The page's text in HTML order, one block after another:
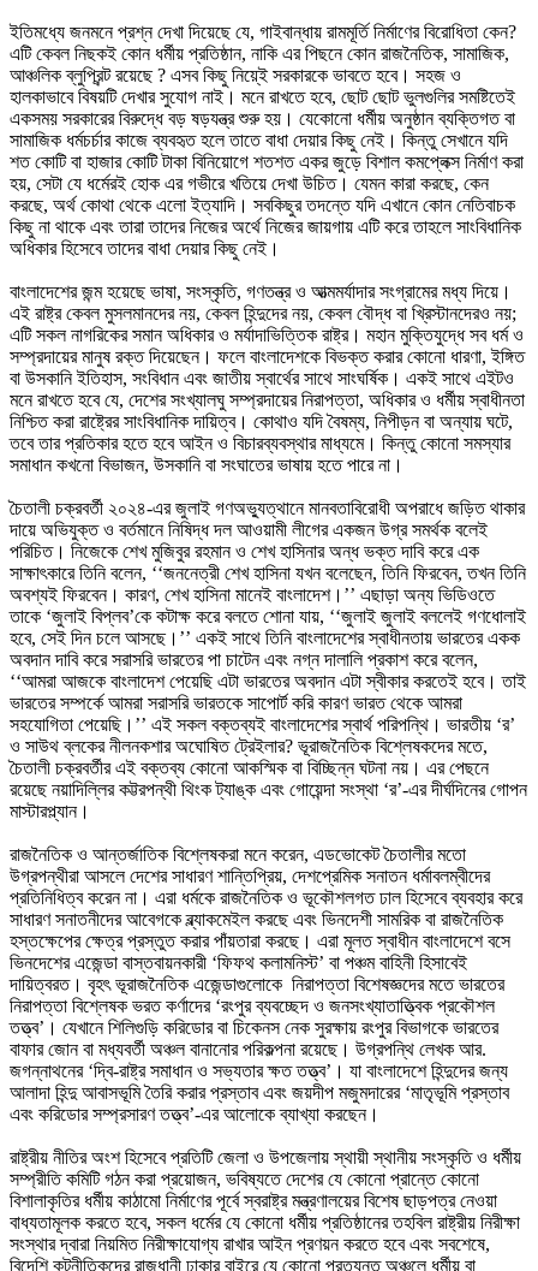
ইতিমধ্যে জনমনে প্রশ্ন দেখা দিয়েছে যে, গাইবান্ধায় রামমূর্তি নির্মাণের বিরোধিতা কেন?
এটি কেবল নিছকই কোন ধর্মীয় প্রতিষ্ঠান, নাকি এর পিছনে কোন রাজনৈতিক, সামাজিক,
আঞ্চলিক ব্লুপ্রিন্ট রয়েছে ? এসব কিছু নিয়ে্ই সরকারকে ভাবতে হবে। সহজ ও
হালকাভাবে বিষয়টি দেখার সুযোগ নাই। মনে রাখতে হবে, ছোট ছোট ভুলগুলির সমষ্টিতেই
একসময় সরকারের বিরুদ্ধে বড় ষড়যন্ত্র শুরু হয়। যেকোনো ধর্মীয় অনুষ্ঠান ব্যক্তিগত বা
সামাজিক ধর্মচর্চার কাজে ব্যবহৃত হলে তাতে বাধা দেয়ার কিছু নেই। কিন্তু সেখানে যদি
শত কোটি বা হাজার কোটি টাকা বিনিয়োগে শতশত একর জুড়ে বিশাল কমপ্লেক্স নির্মাণ করা
হয়, সেটা যে ধর্মেরই হোক এর গভীরে খতিয়ে দেখা উচিত। যেমন কারা করছে, কেন
করছে, অর্থ কোথা থেকে এলো ইত্যাদি। সবকিছুর তদন্তে যদি এখানে কোন নেতিবাচক
কিছু না থাকে এবং তারা তাদের নিজের অর্থে নিজের জায়গায় এটি করে তাহলে সাংবিধানিক
অধিকার হিসেবে তাদের বাধা দেয়ার কিছু নেই।
বাংলাদেশের জন্ম হয়েছে ভাষা, সংস্কৃতি, গণতন্ত্র ও আত্মমর্যাদার সংগ্রামের মধ্য দিয়ে।
এই রাষ্ট্র কেবল মুসলমানদের নয়, কেবল হিন্দুদের নয়, কেবল বৌদ্ধ বা খ্রিস্টানদেরও নয়;
এটি সকল নাগরিকের সমান অধিকার ও মর্যাদাভিত্তিক রাষ্ট্র। মহান মুক্তিযুদ্ধে সব ধর্ম ও
সম্প্রদায়ের মানুষ রক্ত দিয়েছেন। ফলে বাংলাদেশকে বিভক্ত করার কোনো ধারণা, ইঙ্গিত
বা উসকানি ইতিহাস, সংবিধান এবং জাতীয় স্বার্থের সাথে সাংঘর্ষিক। একই সাথে এইটও
মনে রাখতে হবে যে, দেশের সংখ্যালঘু সম্প্রদায়ের নিরাপত্তা, অধিকার ও ধর্মীয় স্বাধীনতা
নিশ্চিত করা রাষ্ট্রের সাংবিধানিক দায়িত্ব। কোথাও যদি বৈষম্য, নিপীড়ন বা অন্যায় ঘটে,
তবে তার প্রতিকার হতে হবে আইন ও বিচারব্যবস্থার মাধ্যমে। কিন্তু কোনো সমস্যার
সমাধান কখনো বিভাজন, উসকানি বা সংঘাতের ভাষায় হতে পারে না।
চৈতালী চক্রবর্তী ২০২৪-এর জুলাই গণঅভ্যুত্থানে মানবতাবিরোধী অপরাধে জড়িত থাকার
দায়ে অভিযুক্ত ও বর্তমানে নিষিদ্ধ দল আওয়ামী লীগের একজন উগ্র সমর্থক বলেই
পরিচিত। নিজেকে শেখ মুজিবুর রহমান ও শেখ হাসিনার অন্ধ ভক্ত দাবি করে এক
সাক্ষাৎকারে তিনি বলেন, ‘‘জননেত্রী শেখ হাসিনা যখন বলেছেন, তিনি ফিরবেন, তখন তিনি
অবশ্যই ফিরবেন। কারণ, শেখ হাসিনা মানেই বাংলাদেশ।’’ এছাড়া অন্য ভিডিওতে
তাকে ‘জুলাই বিপ্লব’কে কটাক্ষ করে বলতে শোনা যায়, ‘‘জুলাই জুলাই বললেই গণধোলাই
হবে, সেই দিন চলে আসছে।’’ একই সাথে তিনি বাংলাদেশের স্বাধীনতায় ভারতের একক
অবদান দাবি করে সরাসরি ভারতের পা চাটেন এবং নগ্ন দালালি প্রকাশ করে বলেন,
‘‘আমরা আজকে বাংলাদেশ পেয়েছি এটা ভারতের অবদান এটা স্বীকার করতেই হবে। তাই
ভারতের সম্পর্কে আমরা সরাসরি ভারতকে সাপোর্ট করি কারণ ভারত থেকে আমরা
সহযোগিতা পেয়েছি।’’ এই সকল বক্তব্যই বাংলাদেশের স্বার্থ পরিপন্থি। ভারতীয় ‘র’
ও সাউথ ব্লকের নীলনকশার অঘোষিত ট্রেইলার? ভূরাজনৈতিক বিশ্লেষকদের মতে,
চৈতালী চক্রবর্তীর এই বক্তব্য কোনো আকস্মিক বা বিচ্ছিন্ন ঘটনা নয়। এর পেছনে
রয়েছে নয়াদিল্লির কট্টরপন্থী থিংক ট্যাঙ্ক এবং গোয়েন্দা সংস্থা ‘র’-এর দীর্ঘদিনের গোপন
মাস্টারপ্ল্যান।
রাজনৈতিক ও আন্তর্জাতিক বিশ্লেষকরা মনে করেন, এডভোকেট চৈতালীর মতো
উগ্রপন্থীরা আসলে দেশের সাধারণ শান্তিপ্রিয়, দেশপ্রেমিক সনাতন ধর্মাবলম্বীদের
প্রতিনিধিত্ব করেন না। এরা ধর্মকে রাজনৈতিক ও ভূকৌশলগত ঢাল হিসেবে ব্যবহার করে
সাধারণ সনাতনীদের আবেগকে ব্ল্যাকমেইল করছে এবং ভিনদেশী সামরিক বা রাজনৈতিক
হস্তক্ষেপের ক্ষেত্র প্রস্তুত করার পাঁয়তারা করছে। এরা মূলত স্বাধীন বাংলাদেশে বসে
ভিনদেশের এজেন্ডা বাস্তবায়নকারী ‘ফিফথ কলামনিস্ট’ বা পঞ্চম বাহিনী হিসাবেই
দায়িত্বরত। বৃহৎ ভূরাজনৈতিক এজেন্ডাগুলোকে নিরাপত্তা বিশেষজ্ঞদের মতে ভারতের
নিরাপত্তা বিশ্লেষক ভরত কর্ণাদের ‘রংপুর ব্যবচ্ছেদ ও জনসংখ্যাতাত্ত্বিক প্রকৌশল
তত্ত্ব’। যেখানে শিলিগুড়ি করিডোর বা চিকেনস নেক সুরক্ষায় রংপুর বিভাগকে ভারতের
বাফার জোন বা মধ্যবর্তী অঞ্চল বানানোর পরিকল্পনা রয়েছে। উগ্রপন্থি লেখক আর.
জগন্নাথনের ‘দ্বি-রাষ্ট্র সমাধান ও সভ্যতার ক্ষত তত্ত্ব’। যা বাংলাদেশে হিন্দুদের জন্য
আলাদা হিন্দু আবাসভূমি তৈরি করার প্রস্তাব এবং জয়দীপ মজুমদারের ‘মাতৃভূমি প্রস্তাব
এবং করিডোর সম্প্রসারণ তত্ত্ব’-এর আলোকে ব্যাখ্যা করছেন।
রাষ্ট্রীয় নীতির অংশ হিসেবে প্রতিটি জেলা ও উপজেলায় স্থায়ী স্থানীয় সংস্কৃতি ও ধর্মীয়
সম্প্রীতি কমিটি গঠন করা প্রয়োজন, ভবিষ্যতে দেশের যে কোনো প্রান্তে কোনো
বিশালাকৃতির ধর্মীয় কাঠামো নির্মাণের পূর্বে স্বরাষ্ট্র মন্ত্রণালয়ের বিশেষ ছাড়পত্র নেওয়া
বাধ্যতামূলক করতে হবে, সকল ধর্মের যে কোনো ধর্মীয় প্রতিষ্ঠানের তহবিল রাষ্ট্রীয় নিরীক্ষা
সংস্থার দ্বারা নিয়মিত নিরীক্ষাযোগ্য রাখার আইন প্রণয়ন করতে হবে এবং সবশেষে,
বিদেশি কূটনীতিকদের রাজধানী ঢাকার বাইরে যে কোনো প্রত্যন্ত অঞ্চলে ধর্মীয় বা